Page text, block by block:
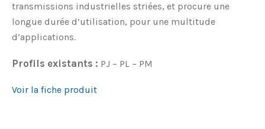
transmissions industrielles striées, et procure une
longue durée d’utilisation, pour une multitude
d’applications.
Profils existants : PJ – PL – PM
Voir la fiche produit